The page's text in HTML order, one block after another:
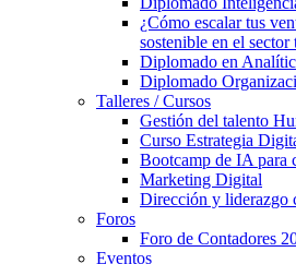
¿Cómo escalar tus
sostenible en el sector
Diplomado en
Diplomado
Talleres / Cursos
Gestión del talento
Curso Estrategia
Bootcamp de IA para
Marketing Digital
Dirección y liderazgo
Foros
Foro de Contadores
Eventos